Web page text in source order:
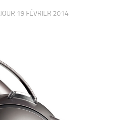
19 FÉVRIER 2014